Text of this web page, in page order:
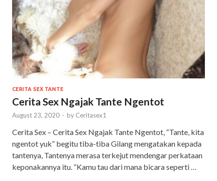
CERITA SEX TANTE
Cerita Sex Ngajak Tante Ngentot
August 23, 2020 - by Ceritasex1
Cerita Sex – Cerita Sex Ngajak Tante Ngentot, “Tante, kita
ngentot yuk” begitu tiba-tiba Gilang mengatakan kepada
tantenya, Tantenya merasa terkejut mendengar perkataan
keponakannya itu. “Kamu tau dari mana bicara seperti …